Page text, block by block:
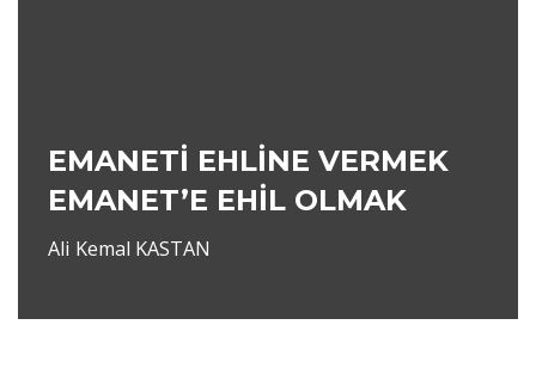
EMANETİ EHLİNE VERMEK
EMANET’E EHİL OLMAK
Ali Kemal KASTAN